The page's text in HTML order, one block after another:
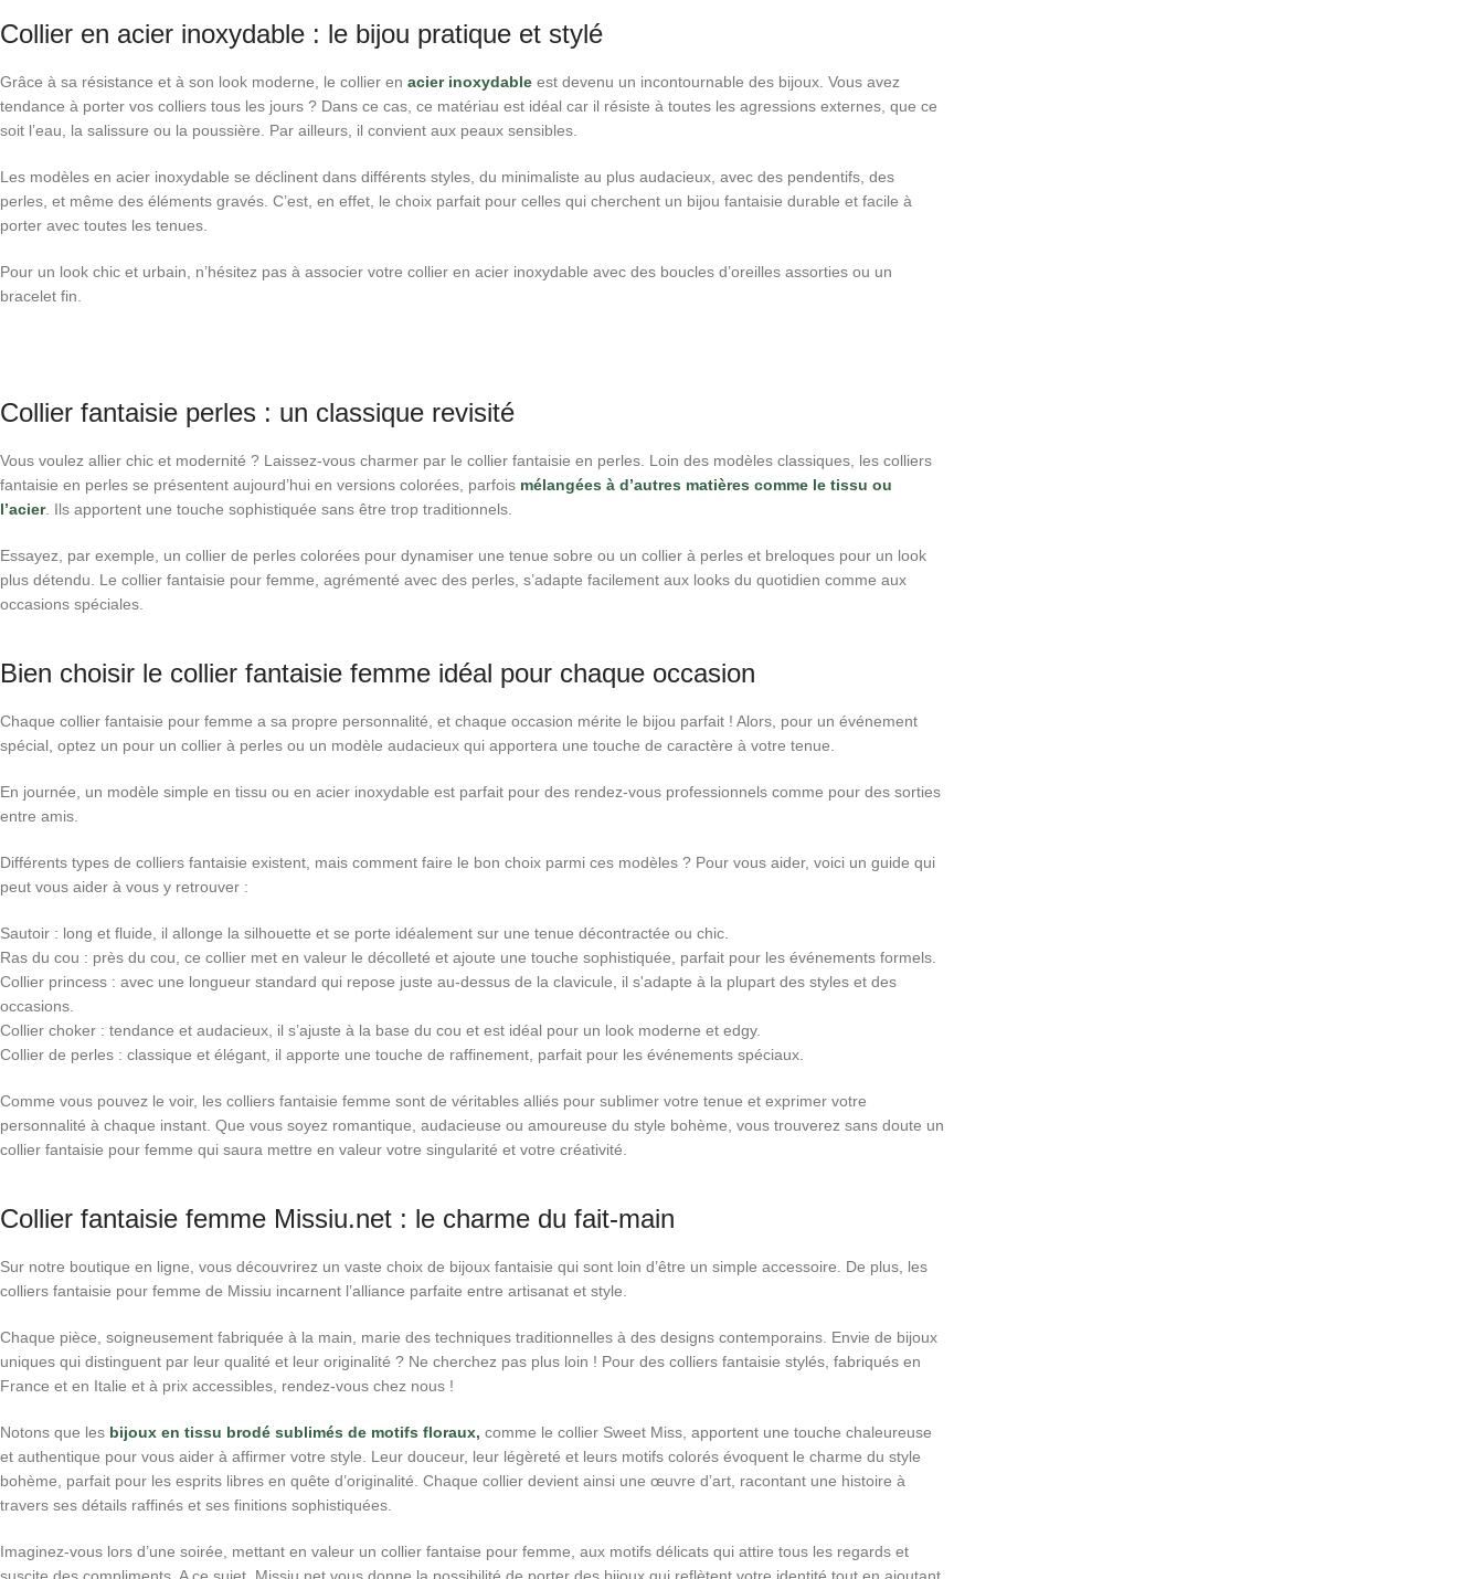
Collier en acier inoxydable : le bijou pratique et stylé
Grâce à sa résistance et à son look moderne, le collier en acier inoxydable est devenu un incontournable des bijoux. Vous avez
tendance à porter vos colliers tous les jours ? Dans ce cas, ce matériau est idéal car il résiste à toutes les agressions externes, que ce
soit l’eau, la salissure ou la poussière. Par ailleurs, il convient aux peaux sensibles.
Les modèles en acier inoxydable se déclinent dans différents styles, du minimaliste au plus audacieux, avec des pendentifs, des
perles, et même des éléments gravés. C’est, en effet, le choix parfait pour celles qui cherchent un bijou fantaisie durable et facile à
porter avec toutes les tenues.
Pour un look chic et urbain, n’hésitez pas à associer votre collier en acier inoxydable avec des boucles d’oreilles assorties ou un
bracelet fin.
Collier fantaisie perles : un classique revisité
Vous voulez allier chic et modernité ? Laissez-vous charmer par le collier fantaisie en perles. Loin des modèles classiques, les colliers
fantaisie en perles se présentent aujourd’hui en versions colorées, parfois mélangées à d’autres matières comme le tissu ou
l’acier. Ils apportent une touche sophistiquée sans être trop traditionnels.
Essayez, par exemple, un collier de perles colorées pour dynamiser une tenue sobre ou un collier à perles et breloques pour un look
plus détendu. Le collier fantaisie pour femme, agrémenté avec des perles, s’adapte facilement aux looks du quotidien comme aux
occasions spéciales.
Bien choisir le collier fantaisie femme idéal pour chaque occasion
Chaque collier fantaisie pour femme a sa propre personnalité, et chaque occasion mérite le bijou parfait ! Alors, pour un événement
spécial, optez un pour un collier à perles ou un modèle audacieux qui apportera une touche de caractère à votre tenue.
En journée, un modèle simple en tissu ou en acier inoxydable est parfait pour des rendez-vous professionnels comme pour des sorties
entre amis.
Différents types de colliers fantaisie existent, mais comment faire le bon choix parmi ces modèles ? Pour vous aider, voici un guide qui
peut vous aider à vous y retrouver :
Sautoir : long et fluide, il allonge la silhouette et se porte idéalement sur une tenue décontractée ou chic.
Ras du cou : près du cou, ce collier met en valeur le décolleté et ajoute une touche sophistiquée, parfait pour les événements formels.
Collier princess : avec une longueur standard qui repose juste au-dessus de la clavicule, il s'adapte à la plupart des styles et des
occasions.
Collier choker : tendance et audacieux, il s’ajuste à la base du cou et est idéal pour un look moderne et edgy.
Collier de perles : classique et élégant, il apporte une touche de raffinement, parfait pour les événements spéciaux.
Comme vous pouvez le voir, les colliers fantaisie femme sont de véritables alliés pour sublimer votre tenue et exprimer votre
personnalité à chaque instant. Que vous soyez romantique, audacieuse ou amoureuse du style bohème, vous trouverez sans doute un
collier fantaisie pour femme qui saura mettre en valeur votre singularité et votre créativité.
Collier fantaisie femme Missiu.net : le charme du fait-main
Sur notre boutique en ligne, vous découvrirez un vaste choix de bijoux fantaisie qui sont loin d’être un simple accessoire. De plus, les
colliers fantaisie pour femme de Missiu incarnent l’alliance parfaite entre artisanat et style.
Chaque pièce, soigneusement fabriquée à la main, marie des techniques traditionnelles à des designs contemporains. Envie de bijoux
uniques qui distinguent par leur qualité et leur originalité ? Ne cherchez pas plus loin ! Pour des colliers fantaisie stylés, fabriqués en
France et en Italie et à prix accessibles, rendez-vous chez nous !
Notons que les bijoux en tissu brodé sublimés de motifs floraux, comme le collier Sweet Miss, apportent une touche chaleureuse
et authentique pour vous aider à affirmer votre style. Leur douceur, leur légèreté et leurs motifs colorés évoquent le charme du style
bohème, parfait pour les esprits libres en quête d’originalité. Chaque collier devient ainsi une œuvre d’art, racontant une histoire à
travers ses détails raffinés et ses finitions sophistiquées.
Imaginez-vous lors d’une soirée, mettant en valeur un collier fantaise pour femme, aux motifs délicats qui attire tous les regards et